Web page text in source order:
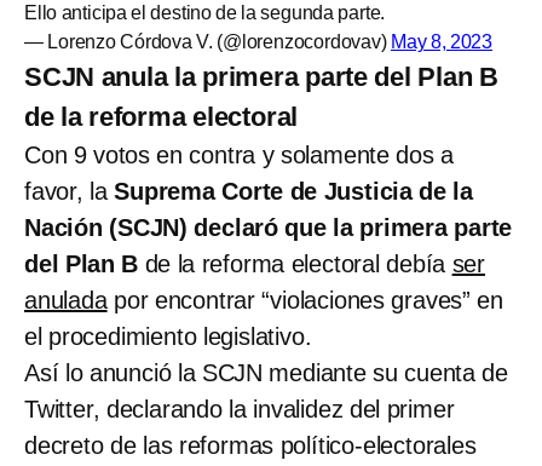
Ello anticipa el destino de la segunda parte.
— Lorenzo Córdova V. (@lorenzocordovav) May 8, 2023
SCJN anula la primera parte del Plan B
de la reforma electoral
Con 9 votos en contra y solamente dos a
favor, laSuprema Corte de Justicia de la
Nación (SCJN) declaró que la primera parte
del Plan B de la reforma electoral debía ser
anuladapor encontrar “violaciones graves” en
el procedimiento legislativo.
Así lo anunció la SCJN mediante su cuenta de
Twitter, declarando la invalidez del primer
decreto de las reformas político-electorales